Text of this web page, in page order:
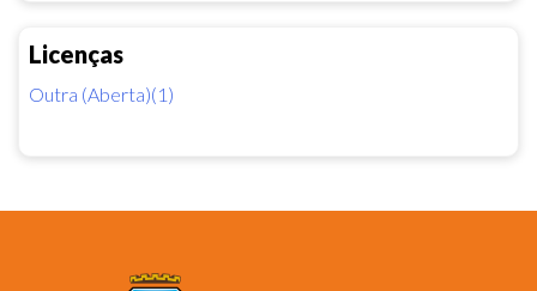
Licenças
Outra (Aberta)(1)